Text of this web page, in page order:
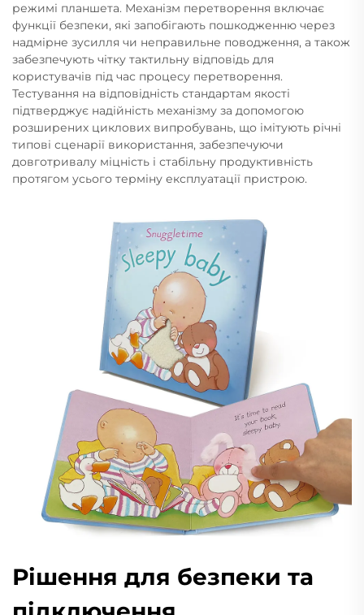
режимі планшета. Механізм перетворення включає
функції безпеки, які запобігають пошкодженню через
надмірне зусилля чи неправильне поводження, а також
забезпечують чітку тактильну відповідь для
користувачів під час процесу перетворення.
Тестування на відповідність стандартам якості
підтверджує надійність механізму за допомогою
розширених циклових випробувань, що імітують річні
типові сценарії використання, забезпечуючи
довготривалу міцність і стабільну продуктивність
протягом усього терміну експлуатації пристрою.
Рішення для безпеки та